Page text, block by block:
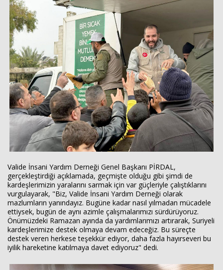
Valide İnsani Yardım Derneği Genel Başkanı PİRDAL,
gerçekleştirdiği açıklamada, geçmişte olduğu gibi şimdi de
kardeşlerimizin yaralarını sarmak için var güçleriyle çalıştıklarını
vurgulayarak, "Biz, Valide İnsani Yardım Derneği olarak
mazlumların yanındayız. Bugüne kadar nasıl yılmadan mücadele
ettiysek, bugün de aynı azimle çalışmalarımızı sürdürüyoruz.
Önümüzdeki Ramazan ayında da yardımlarımızı artırarak, Suriyeli
kardeşlerimize destek olmaya devam edeceğiz. Bu süreçte
destek veren herkese teşekkür ediyor, daha fazla hayırseveri bu
iyilik hareketine katılmaya davet ediyoruz" dedi.